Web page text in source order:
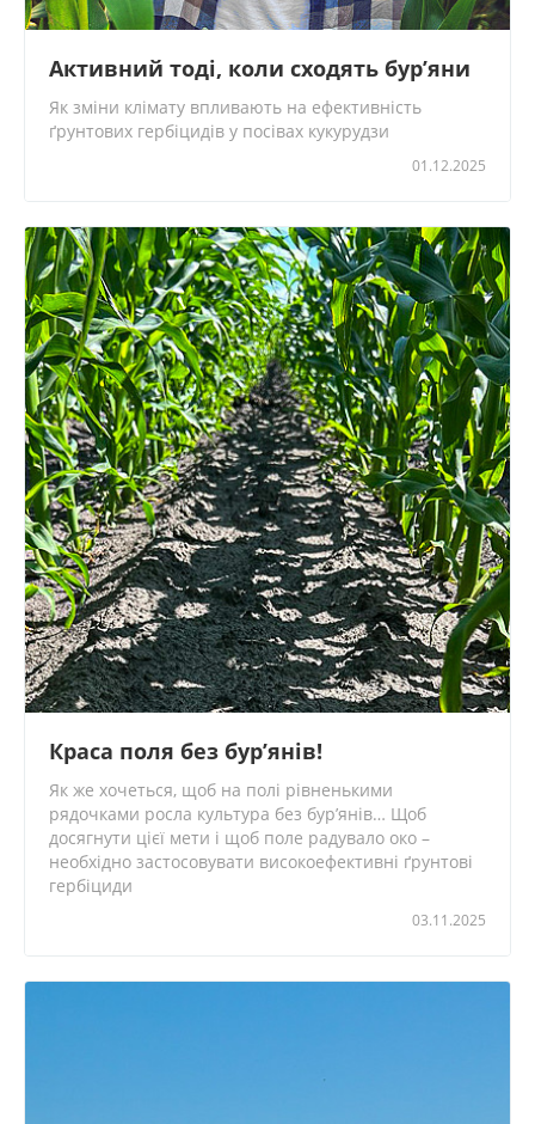
Активний тоді, коли сходять бур’яни
Як зміни клімату впливають на ефективність
ґрунтових гербіцидів у посівах кукурудзи
01.12.2025
Краса поля без бур’янів!
Як же хочеться, щоб на полі рівненькими
рядочками росла культура без бур’янів… Щоб
досягнути цієї мети і щоб поле радувало око –
необхідно застосовувати високоефективні ґрунтові
гербіциди
03.11.2025